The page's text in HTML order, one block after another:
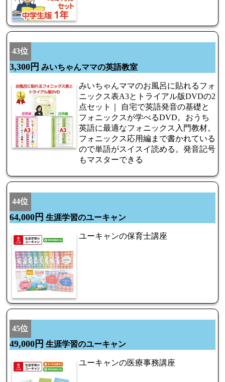
43位
3,300円 みいちゃんママの英語教室
みいちゃんママのお風呂に貼れるフォ
ニックス表A3とトライアル版DVDの2
点セット｜ 自宅で英語発音の基礎と
フォニックスが学べるDVD。おうち
英語に最適なフォニックス入門教材。
フォニックス応用編まで書かれている
ので単語がスイスイ読める。発音記号
もマスターできる
44位
64,000円 生涯学習のユーキャン
ユーキャンの保育士講座
45位
49,000円 生涯学習のユーキャン
ユーキャンの医療事務講座